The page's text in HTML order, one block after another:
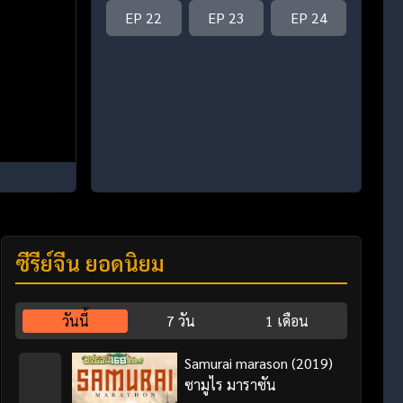
EP 22 EP 23 EP 24
ซีรี่ย์จีน ยอดนิยม
วันนี้ 7 วัน 1 เดือน
Samurai marason (2019)
ซามูไร มาราซัน